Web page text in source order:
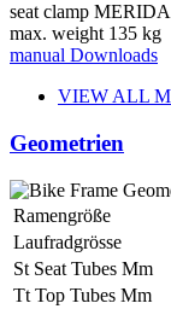
seat clamp
max. weight 135 kg
manual Downloads
VIEW ALL
Geometrien
Ramengröße
Laufradgrösse
St Seat Tubes Mm
Tt Top Tubes Mm